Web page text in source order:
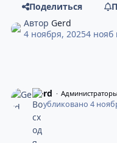
Поделиться
Автор Gerd
4 ноября, 20254 нояб
Gerd Администраторы
Опубликовано4